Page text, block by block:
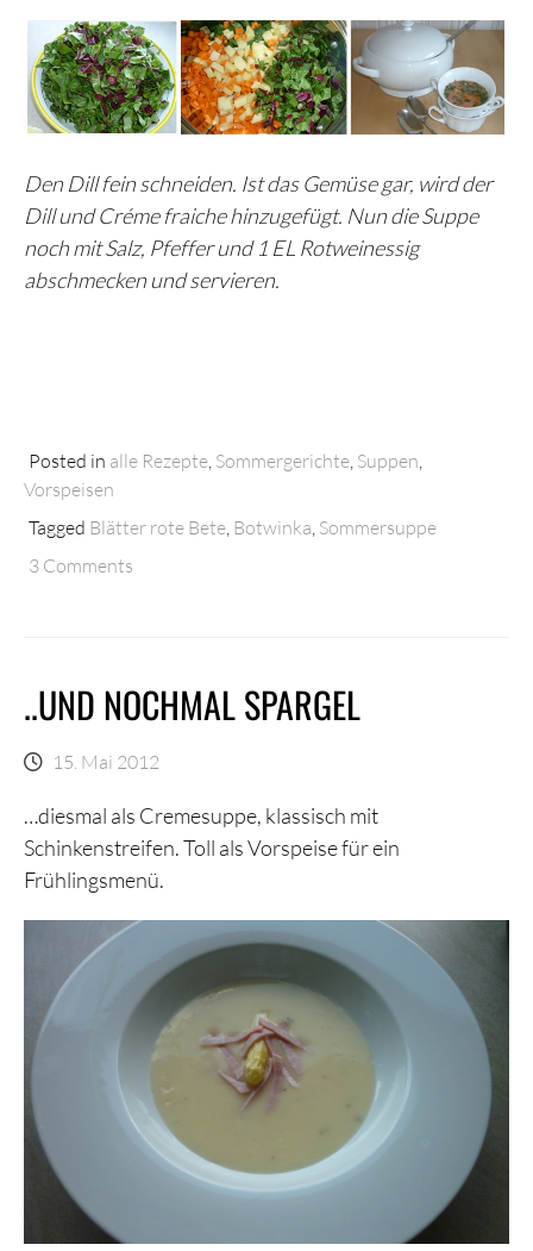
Den Dill fein schneiden. Ist das Gemüse gar, wird der
Dill und Créme fraiche hinzugefügt. Nun die Suppe
noch mit Salz, Pfeffer und 1 EL Rotweinessig
abschmecken und servieren.
Posted in alle Rezepte Sommergerichte Suppen
Vorspeisen
Tagged Blätter rote Bete Botwinka Sommersuppe
3 Comments
..UND NOCHMAL SPARGEL
15. Mai 2012
…diesmal als Cremesuppe, klassisch mit
Schinkenstreifen. Toll als Vorspeise für ein
Frühlingsmenü.